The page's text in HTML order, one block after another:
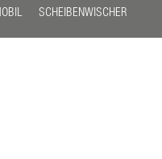
SCHEIBENWISCHER